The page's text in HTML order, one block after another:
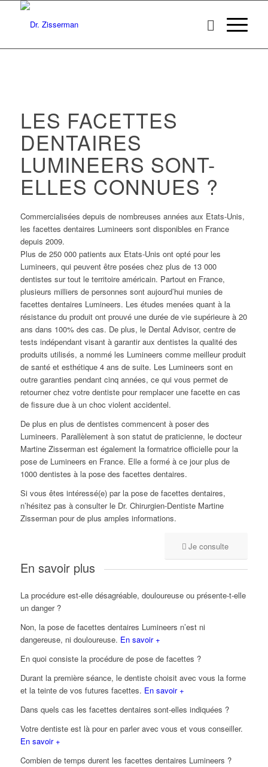
LES FACETTES
DENTAIRES
LUMINEERS SONT-
ELLES CONNUES ?
Commercialisées depuis de nombreuses années aux Etats-Unis,
les facettes dentaires Lumineers sont disponibles en France
depuis 2009.
Plus de 250 000 patients aux Etats-Unis ont opté pour les
Lumineers, qui peuvent être posées chez plus de 13 000
dentistes sur tout le territoire américain. Partout en France,
plusieurs milliers de personnes sont aujourd’hui munies de
facettes dentaires Lumineers. Les études menées quant à la
résistance du produit ont prouvé une durée de vie supérieure à 20
ans dans 100% des cas. De plus, le Dental Advisor, centre de
tests indépendant visant à garantir aux dentistes la qualité des
produits utilisés, a nommé les Lumineers comme meilleur produit
de santé et esthétique 4 ans de suite. Les Lumineers sont en
outre garanties pendant cinq années, ce qui vous permet de
retourner chez votre dentiste pour remplacer une facette en cas
de fissure due à un choc violent accidentel.
De plus en plus de dentistes commencent à poser des
Lumineers. Parallèlement à son statut de praticienne, le docteur
Martine Zisserman est également la formatrice officielle pour la
pose de Lumineers en France. Elle a formé à ce jour plus de
1000 dentistes à la pose des facettes dentaires.
Si vous êtes intéressé(e) par la pose de facettes dentaires,
n’hésitez pas à consulter le Dr. Chirurgien-Dentiste Martine
Zisserman pour de plus amples informations.
Je consulte
En savoir plus
La procédure est-elle désagréable, douloureuse ou présente-t-elle
un danger ?
Non, la pose de facettes dentaires Lumineers n’est ni
dangereuse, ni douloureuse. En savoir +
En quoi consiste la procédure de pose de facettes ?
Durant la première séance, le dentiste choisit avec vous la forme
et la teinte de vos futures facettes. En savoir +
Dans quels cas les facettes dentaires sont-elles indiquées ?
Votre dentiste est là pour en parler avec vous et vous conseiller.
En savoir +
Combien de temps durent les facettes dentaires Lumineers ?